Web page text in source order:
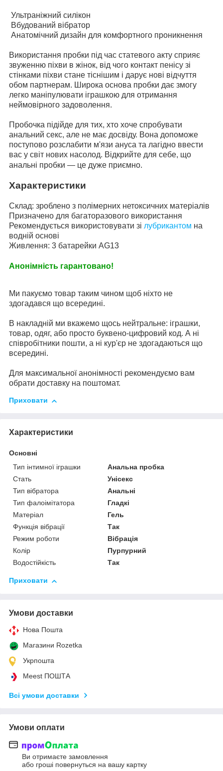
Ультраніжний силікон
Вбудований вібратор
Анатомічний дизайн для комфортного проникнення
Використання пробки під час статевого акту сприяє
звуженню піхви в жінок, від чого контакт пенісу зі
стінками піхви стане тіснішим і дарує нові відчуття
обом партнерам. Широка основа пробки дає змогу
легко маніпулювати іграшкою для отримання
неймовірного задоволення.
Пробочка підійде для тих, хто хоче спробувати
анальний секс, але не має досвіду. Вона допоможе
поступово розслабити м'язи ануса та лагідно ввести
вас у світ нових насолод. Відкрийте для себе, що
анальні пробки — це дуже приємно.
Характеристики
Склад: зроблено з полімерних нетоксичних матеріалів
Призначено для багаторазового використання
Рекомендується використовувати зі лубрикантом на
водній основі
Живлення: 3 батарейки AG13
Анонімність гарантовано!
Ми пакуємо товар таким чином щоб ніхто не
здогадався що всередині.
В накладній ми вкажемо щось нейтральне: іграшки,
товар, одяг, або просто буквено-цифровий код. А ні
співробітники пошти, а ні кур'єр не здогадаються що
всередині.
Для максимальної анонімності рекомендуємо вам
обрати доставку на поштомат.
Приховати
Характеристики
Основні
Тип інтимної іграшки
Анальна пробка
Стать
Унісекс
Тип вібратора
Анальні
Тип фалоімітатора
Гладкі
Матеріал
Гель
Функція вібрації
Так
Режим роботи
Вібрація
Колір
Пурпурний
Водостійкість
Так
Приховати
Умови доставки
Нова Пошта
Магазини Rozetka
Укрпошта
Meest ПОШТА
Всі умови доставки
Умови оплати
Ви отримаєте замовлення
або гроші повернуться на вашу картку